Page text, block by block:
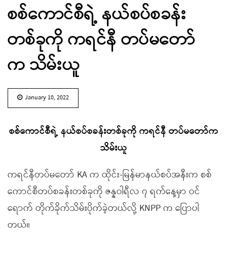
စစ်ကောင်စီရဲ့ နယ်စပ်စခန်း
တစ်ခုကို ကရင်နီ တပ်မတော်
က သိမ်းယူ
January 10, 2022
စစ်ကောင်စီရဲ့ နယ်စပ်စခန်းတစ်ခုကို ကရင်နီ တပ်မတော်က
သိမ်းယူ
ကရင်နီတပ်မတော် KA က ထိုင်း-မြန်မာနယ်စပ်အနီးက စစ်
ကောင်စီတပ်စခန်းတစ်ခုကို ဇန္နဝါရီလ ၇ ရက်နေ့မှာ ဝင်
ရောက် တိုက်ခိုက်သိမ်းပိုက်ခဲ့တယ်လို့ KNPP က ပြောပါ
တယ်။